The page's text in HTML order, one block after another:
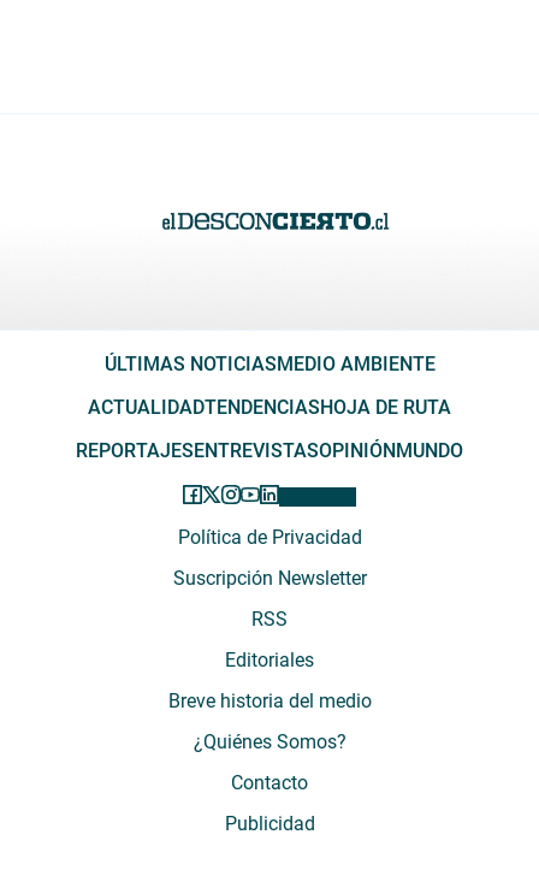
ÚLTIMAS NOTICIAS MEDIO AMBIENTE
ACTUALIDADTENDENCIAS HOJA DE RUTA
REPORTAJES ENTREVISTASOPINIÓN MUNDO
Política de Privacidad
Suscripción Newsletter
RSS
Editoriales
Breve historia del medio
¿Quiénes Somos?
Contacto
Publicidad